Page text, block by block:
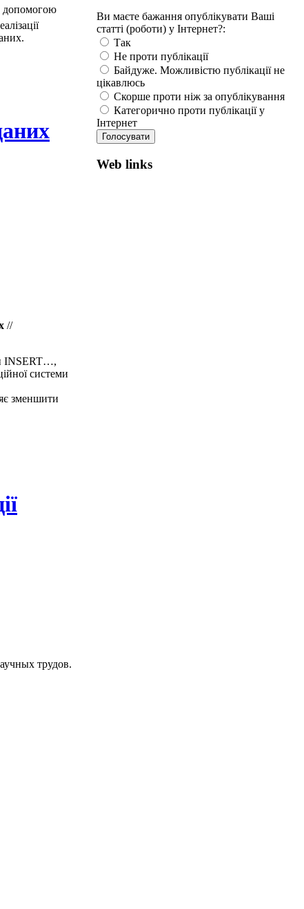
допомогою
//
INSERT…,
системи
зменшити
трудов.
Ви маєте бажання опублікувати Ваші
статті (роботи) у Інтернет?:
Так
Не проти публікації
Байдуже. Можливістю публікації не
цікавлюсь
Скорше проти ніж за опублікування
Категорично проти публікації у
Інтернет
Web links